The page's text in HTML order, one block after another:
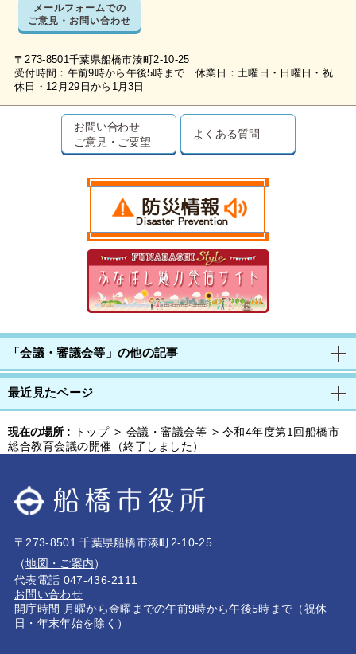
メールフォームでの
ご意見・お問い合わせ
〒273-8501千葉県船橋市湊町2-10-25
受付時間：午前9時から午後5時まで 休業日：土曜日・日曜日・祝
休日・12月29日から1月3日
お問い合わせ
ご意見・ご要望
よくある質問
「会議・審議会等」の他の記事
最近見たページ
現在の場所 : トップ > 会議・審議会等 > 令和4年度第1回船橋市
総合教育会議の開催（終了しました）
〒273-8501 千葉県船橋市湊町2-10-25
（地図・ご案内）
代表電話 047-436-2111
お問い合わせ
開庁時間 月曜から金曜までの午前9時から午後5時まで（祝休
日・年末年始を除く）